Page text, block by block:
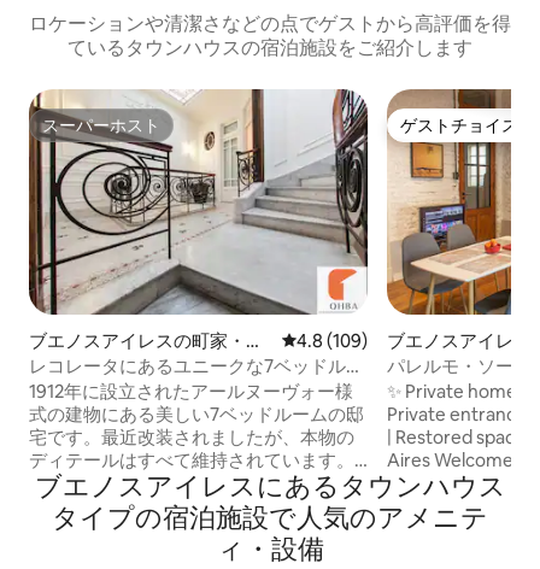
ロケーションや清潔さなどの点でゲストから高評価を得
ているタウンハウスの宿泊施設をご紹介します
スーパーホスト
スーパーホスト
ブエノスアイレスの町家・長
屋
レビュー109件、5つ星中4.8つ
4.8 (109)
レコレータにあるユニークな7ベッドルー
ムの大邸宅
1912年に設立されたアールヌーヴォー様
式の建物にある美しい7ベッドルームの邸
宅です。最近改装されましたが、本物の
ディテールはすべて維持されています。
サンタフェ通りと有名な「Milion」レスト
ランからわずか1ブロックのレコレタ地区
にあります。 邸宅全体は5階建てに分かれ
ており、オリジナルの大理石階段でつな
ゲストチョイス
ゲストチョイス
ブエノスアイレス
屋
パレルモ・ソーホ
広々としたお部屋
✨ Private home |
Private entrance Amazing Leisure Stays
| Restored
Aires Welcome Local photographer’s
restored home
and modern
heart of BA culture Nearby
ブエノスアイレスにあるタウンハウス
タイプの宿泊施設で人気のアメニテ
ィ・設備